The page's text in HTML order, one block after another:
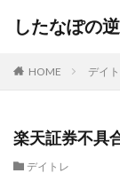
したなぽの
HOME デイ
楽天証券不具
デイトレ